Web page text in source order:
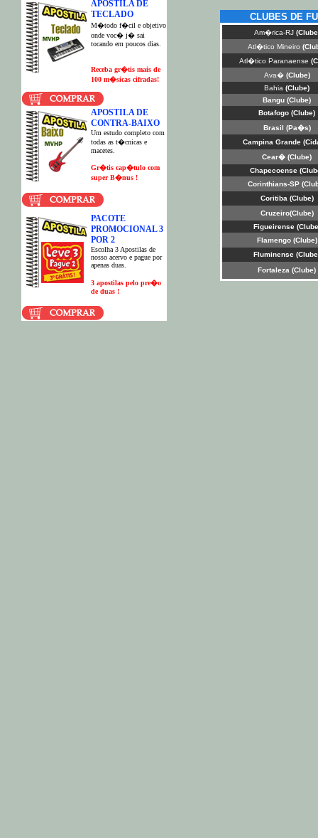
APOSTILA DE
TECLADO
M�todo f�cil e objetivo
onde voc� j� sai
tocando em poucos dias.
Receba gr�tis mais de
100 m�sicas cifradas!
APOSTILA DE
CONTRA-BAIXO
Um estudo completo com
todas as t�cnicas e
macetes.
Gr�tis cap�tulo com
super B�nus !
PACOTE
PROMOCIONAL 3
POR 2
Escolha 3 Apostilas de
nosso acervo e pague por
apenas duas.
3 apostilas pelo pre�o
de duas !
CLUBES DE
Am�rica-RJ
Atl�tico Mineiro
Atl�tico Paranaense
Ava� (Clube)
Bahia (Clube)
Bangu (Clube)
Botafogo (Clube)
Brasil (Pa�s)
Campina Grande
Cear� (Clube)
Chapecoense
Corinthians-SP
Coritiba (Clube)
Cruzeiro(Clube)
Figueirense
Flamengo(Clube)
Fluminense
Fortaleza (Clube)